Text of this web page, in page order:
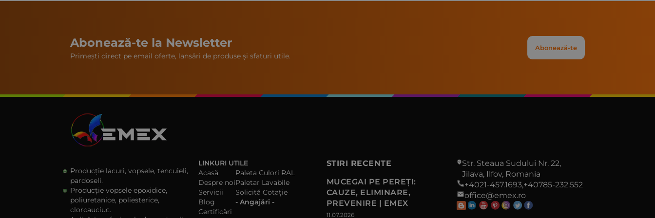
Abonează-te la Newsletter
Primești direct pe email oferte, lansări de produse și sfaturi utile.
Abonează-te
Producție lacuri, vopsele, tencuieli,
pardoseli.
Producție vopsele epoxidice,
poliuretanice, poliesterice,
clorcauciuc.
LINKURI UTILE
Acasă
Despre noi
Servicii
Blog
Certificări
Paleta Culori RAL
Paletar Lavabile
Solicită Cotație
- Angajări -
STIRI RECENTE
MUCEGAI PE PEREȚI:
CAUZE, ELIMINARE,
PREVENIRE | EMEX
11.07.2026
Str. Steaua Sudului Nr. 22,
Jilava, Ilfov, Romania
+4021-457.1693,+40785-232.552
office@emex.ro